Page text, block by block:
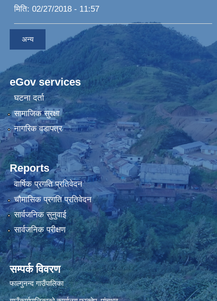
मिति: 02/27/2018 - 11:57
अन्य
eGov services
घटना दर्ता
सामाजिक सुरक्षा
नागरिक वडापत्र
Reports
वार्षिक प्रगति प्रतिवेदन
चौमासिक प्रगति प्रतिवेदन
सार्वजनिक सुनुवाई
सार्वजनिक परीक्षण
सम्पर्क विवरण
फाल्गुनन्द गाउँपालिका